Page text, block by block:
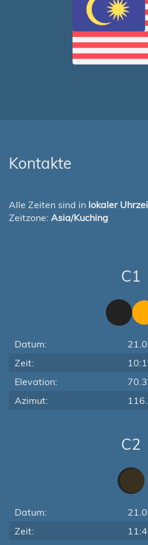
Kontakte
Alle Zeiten sind in lokaler
Zeitzone: Asia/Kuching
C1
Datum:
Zeit:
Elevation:
Azimut:
C2
Datum:
Zeit: